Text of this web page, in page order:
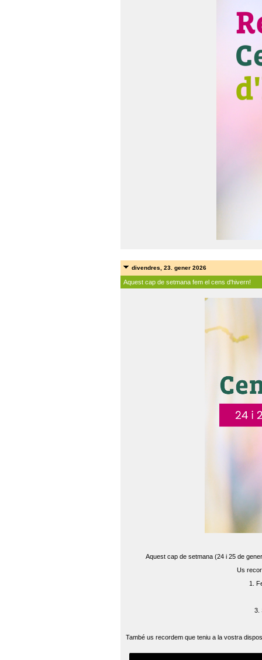
divendres, 23. gener 2026
Aquest cap de setmana fem el cens d'hivern!
Aquest cap de setmana (24 i 25 de
Us
1.
3.
També us recordem que teniu a la vostra